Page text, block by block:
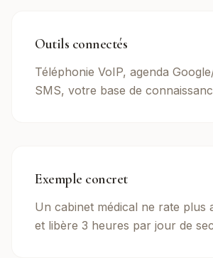
Outils connectés
Téléphonie VoIP, agenda
SMS, votre base de
Exemple concret
Un cabinet médical ne rate plus
et libère 3 heures par jour de